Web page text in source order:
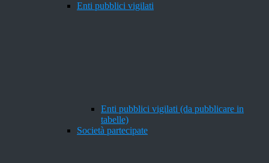
Enti pubblici vigilati
Enti pubblici vigilati (da pubblicare in
tabelle)
Società partecipate